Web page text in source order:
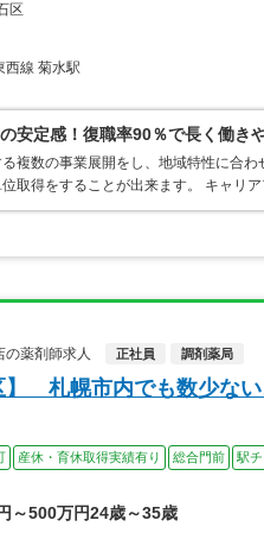
区
西線 菊水駅
安定感！復職率90％で長く働き
複数の事業展開をし、地域特性に合
取得をすることが出来ます。 キャリ
薬剤師求人
正社員 調剤薬局
】 札幌市内でも数少な
産休・育休取得実績有り 総合門前 駅チ
～500万円24歳～35歳